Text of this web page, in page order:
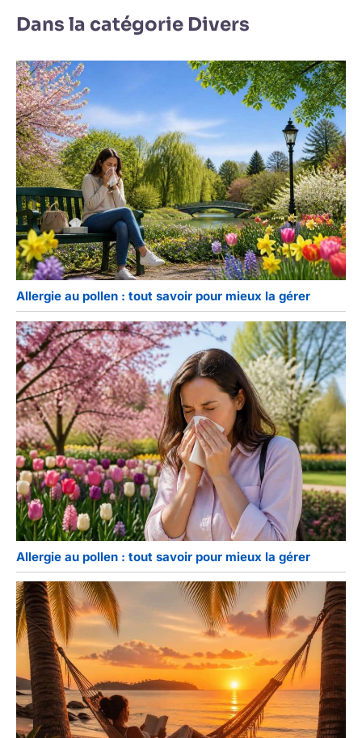
Dans la catégorie Divers
Allergie au pollen : tout savoir pour mieux la gérer
Allergie au pollen : tout savoir pour mieux la gérer